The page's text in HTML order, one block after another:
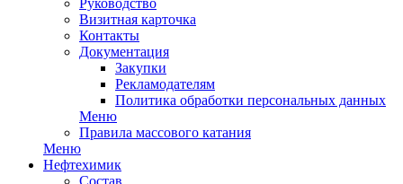
Руководство
Визитная карточка
Контакты
Документация
Закупки
Рекламодателям
Политика обработки персональных данных
Меню
Правила массового катания
Меню
Нефтехимик
Состав